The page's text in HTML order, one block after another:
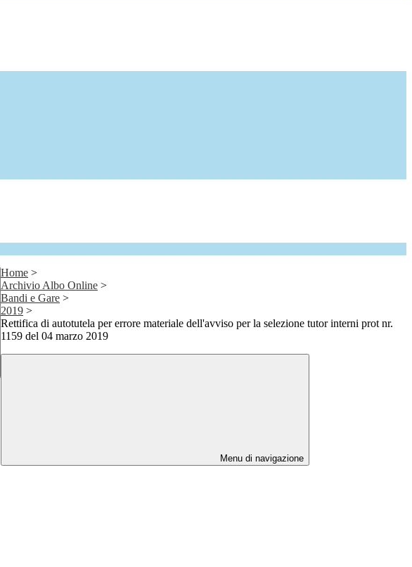
Home >
Archivio Albo Online >
Bandi e Gare >
2019 >
Rettifica di autotutela per errore materiale dell'avviso per la selezione tutor interni prot nr.
1159 del 04 marzo 2019
Menu di navigazione